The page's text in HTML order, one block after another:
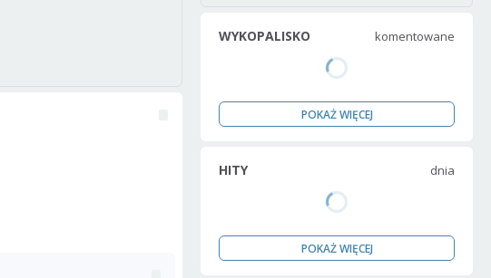
WYKOPALISKO komentowane
POKAŻ WIĘCEJ
HITY dnia
POKAŻ WIĘCEJ